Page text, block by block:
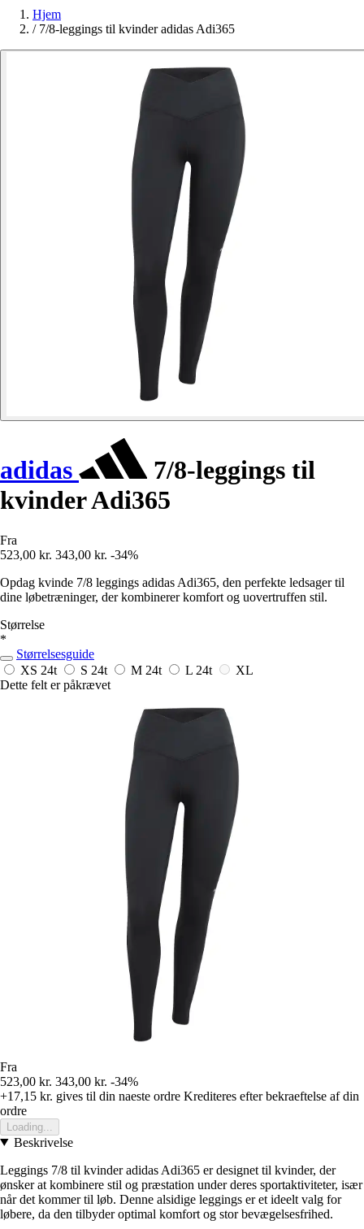
Hjem
/ 7/8-leggings til kvinder adidas Adi365
adidas
7/8-leggings til
kvinder Adi365
Fra
523,00 kr. 343,00 kr. -34%
Opdag kvinde 7/8 leggings adidas Adi365, den perfekte ledsager til
dine løbetræninger, der kombinerer komfort og uovertruffen stil.
Størrelse
*
Størrelsesguide
XS 24t S 24t M 24t L 24t
XL
Dette felt er påkrævet
Fra
523,00 kr. 343,00 kr. -34%
+17,15 kr. gives til din naeste ordre Krediteres efter bekraeftelse af din
ordre
Loading...
Beskrivelse
Leggings 7/8 til kvinder adidas Adi365 er designet til kvinder, der
ønsker at kombinere stil og præstation under deres sportaktiviteter, især
når det kommer til løb. Denne alsidige leggings er et ideelt valg for
løbere, da den tilbyder optimal komfort og stor bevægelsesfrihed.